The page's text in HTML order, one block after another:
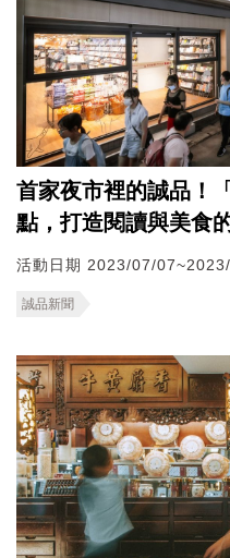
首家夜市裡的誠品！
點，打造閱讀與美食
活動日期 2023/07/
誠品新聞